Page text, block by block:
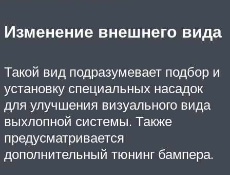
Изменение внешнего вида
Такой вид подразумевает подбор и
установку специальных насадок
для улучшения визуального вида
выхлопной системы. Также
предусматривается
дополнительный тюнинг бампера.